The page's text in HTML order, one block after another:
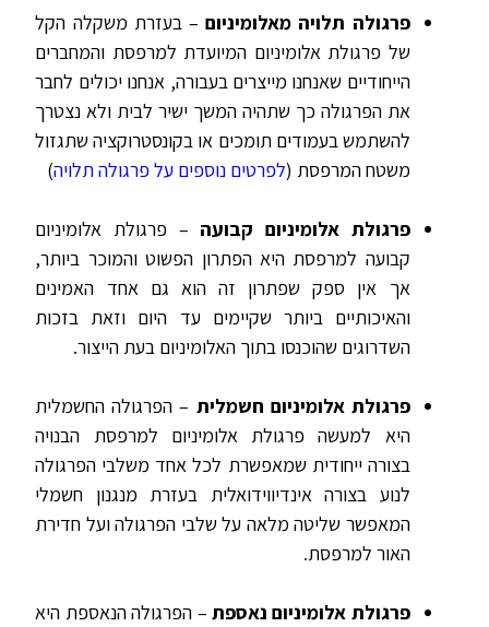
פרגולה תלויה מאלומיניום– בעזרת משקלה הקל
של פרגולת אלומיניום המיועדת למרפסת והמחברים
הייחודיים שאנחנו מייצרים בעבורה, אנחנו יכולים לחבר
את הפרגולה כך שתהיה המשך ישיר לבית ולא נצטרך
להשתמש בעמודים תומכים או בקונסטרוקציה שתגזול
משטח המרפסת (לפרטים נוספים על פרגולה תלויה)
פרגולת אלומיניום קבועה – פרגולת אלומיניום
קבועה למרפסת היא הפתרון הפשוט והמוכר ביותר,
אך אין ספק שפתרון זה הוא גם אחד האמינים
והאיכותיים ביותר שקיימים עד היום וזאת בזכות
השדרוגים שהוכנסו בתוך האלומיניום בעת הייצור.
פרגולת אלומיניום חשמלית – הפרגולה החשמלית
היא למעשה פרגולת אלומיניום למרפסת הבנויה
בצורה ייחודית שמאפשרת לכל אחד משלבי הפרגולה
לנוע בצורה אינדיווידואלית בעזרת מנגנון חשמלי
המאפשר שליטה מלאה על שלבי הפרגולה ועל חדירת
האור למרפסת.
פרגולת אלומיניום נאספת – הפרגולה הנאספת היא